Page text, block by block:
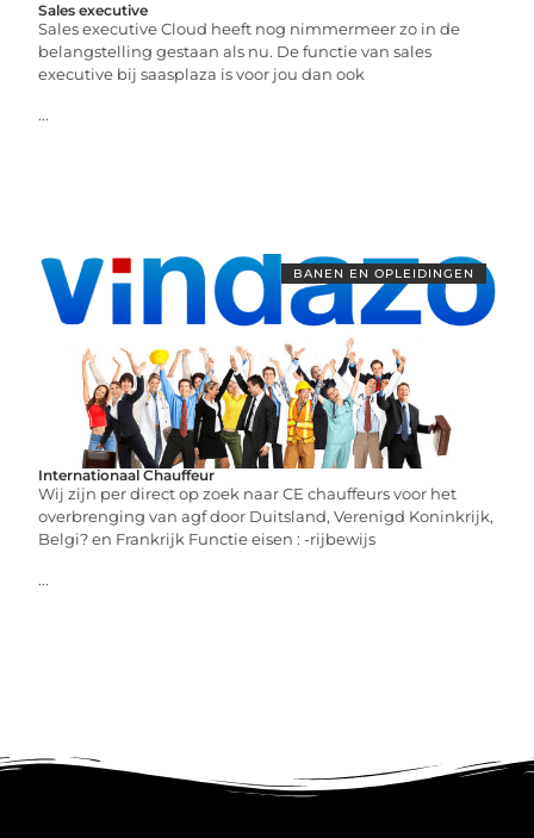
Sales executive
Sales executive Cloud heeft nog nimmermeer zo in de
belangstelling gestaan als nu. De functie van sales
executive bij saasplaza is voor jou dan ook
...
BANEN EN OPLEIDINGEN
Internationaal Chauffeur
Wij zijn per direct op zoek naar CE chauffeurs voor het
overbrenging van agf door Duitsland, Verenigd Koninkrijk,
Belgi? en Frankrijk Functie eisen : -rijbewijs
...